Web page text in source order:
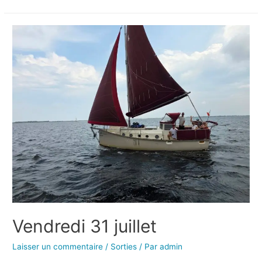
Vendredi 31 juillet
Laisser un commentaire / Sorties / Paradmin